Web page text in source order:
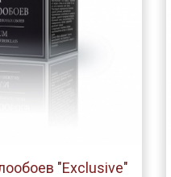
"Exclusive"